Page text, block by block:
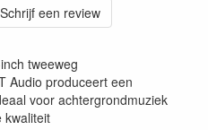
Schrijf een review
tweeweg
Audio produceert een
voor achtergrondmuziek
kwaliteit